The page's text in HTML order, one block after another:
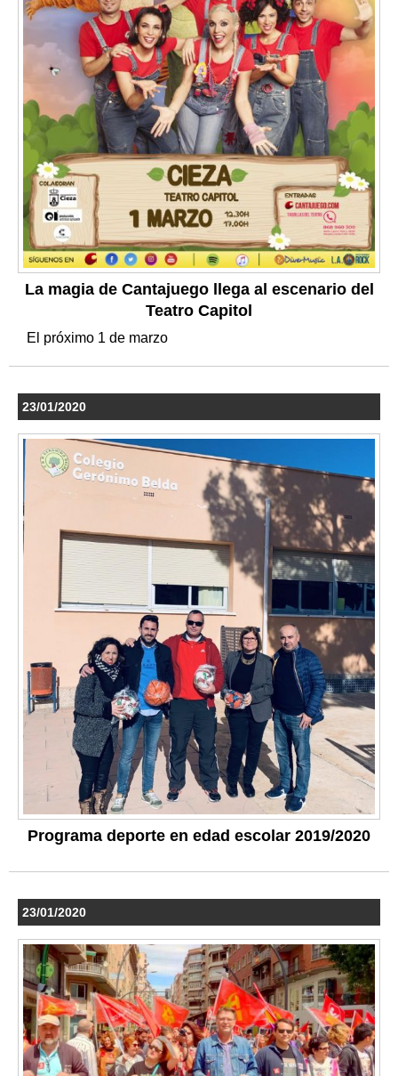
La magia de Cantajuego llega al escenario del
Teatro Capitol
El próximo 1 de marzo
23/01/2020
Programa deporte en edad escolar 2019/2020
23/01/2020